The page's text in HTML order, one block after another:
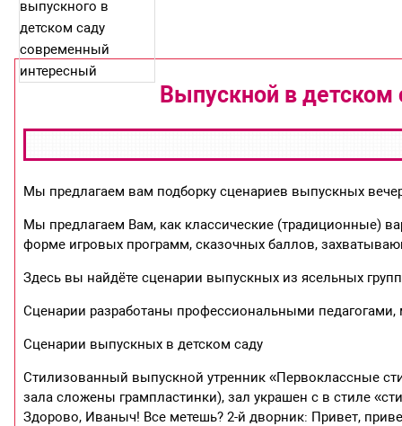
Выпускной в детском
Мы предлагаем вам подборку сценариев выпускных
Мы предлагаем Вам, как классические (традиционные)
форме игровых программ, сказочных баллов,
Здесь вы найдёте сценарии выпускных из ясельных
Сценарии разработаны профессиональными
Сценарии выпускных в детском саду
Стилизованный выпускной утренник «Первоклассные
зала сложены грампластинки), зал украшен с в стиле
Здорово, Иваныч! Все метешь? 2-й дворник: Привет,